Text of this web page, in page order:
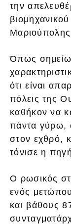
την
Όπως
ότι είναι
πόλεις της
καθήκον να
πάντα γύρω,
στον εχθρό,
τόνισε η
Ο ρωσικός
ενός
και βάθους